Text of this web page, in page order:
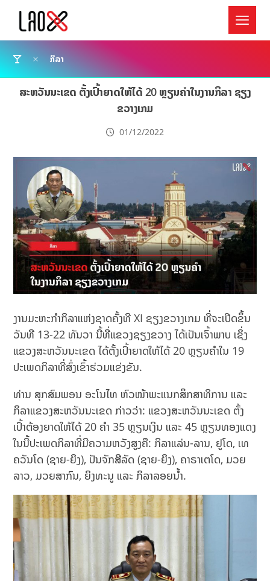
ກິລາ
ສະຫວັນນະເຂດ ຕັ້ງເປົ້າຍາດໃຫ້ໄດ້ 20 ຫຼຽນຄຳໃນງານກິລາ ຊຽງ
ຂວາງເກມ
01/12/2022
ງານມະຫະກຳກິລາແຫ່ງຊາດຄັ້ງທີ XI ຊຽງຂວາງເກມ ທີ່ຈະເປີດຂຶ້ນ
ວັນທີ 13-22 ທັນວາ ນີ້ທີ່ແຂວງຊຽງຂວາງ ໄດ້ເປັນເຈົ້າພາບ ເຊິ່ງ
ແຂວງສະຫວັນນະເຂດ ໄດ້ຕັ້ງເປົ້າຍາດໃຫ້ໄດ້ 20 ຫຼຽນຄຳໃນ 19
ປະເພດກິລາທີ່ສົ່ງເຂົ້າຮ່ວມແຂ່ງຂັນ.
ທ່ານ ສຸກສົມພອນ ອະໂນໄທ ຫົວໜ້າພະແນກສຶກສາທິການ ແລະ
ກິລາແຂວງສະຫວັນນະເຂດ ກ່າວວ່າ: ແຂວງສະຫວັນນະເຂດ ຕັ້ງ
ເປົ້າຕ້ອງຍາດໃຫ້ໄດ້ 20 ຄຳ 35 ຫຼຽນເງິນ ແລະ 45 ຫຼຽນທອງແດງ
ໃນນີ້ປະເພດກິລາທີ່ມີຄວາມຫວັງສູງຄື: ກິລາແລ່ນ-ລານ, ຢູໂດ, ເທ
ຄວັນໂດ (ຊາຍ-ຍິງ), ປັນຈັກສີລັດ (ຊາຍ-ຍິງ), ຄາຣາເຕໂດ, ມວຍ
ລາວ, ມວຍສາກົນ, ຍິງທະນູ ແລະ ກິລາລອຍນໍ້າ.